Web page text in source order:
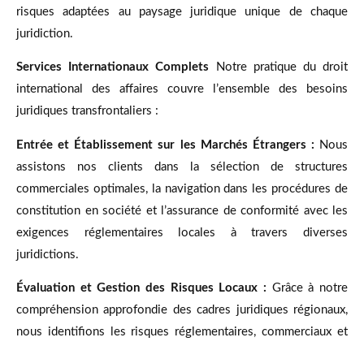
risques adaptées au paysage juridique unique de chaque
juridiction.
Services Internationaux Complets Notre pratique du droit
international des affaires couvre l’ensemble des besoins
juridiques transfrontaliers :
Entrée et Établissement sur les Marchés Étrangers : Nous
assistons nos clients dans la sélection de structures
commerciales optimales, la navigation dans les procédures de
constitution en société et l’assurance de conformité avec les
exigences réglementaires locales à travers diverses
juridictions.
Évaluation et Gestion des Risques Locaux : Grâce à notre
compréhension approfondie des cadres juridiques régionaux,
nous identifions les risques réglementaires, commerciaux et